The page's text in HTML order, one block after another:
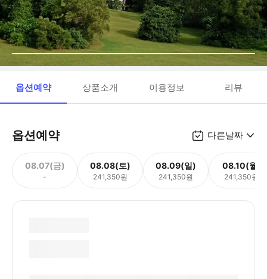
옵션예약 상품소개 이용정보 리뷰
옵션예약 다른날짜
08.07(금)
-
08.08(토)
241,350원
08.09(일)
241,350원
08.10(월)
241,350원